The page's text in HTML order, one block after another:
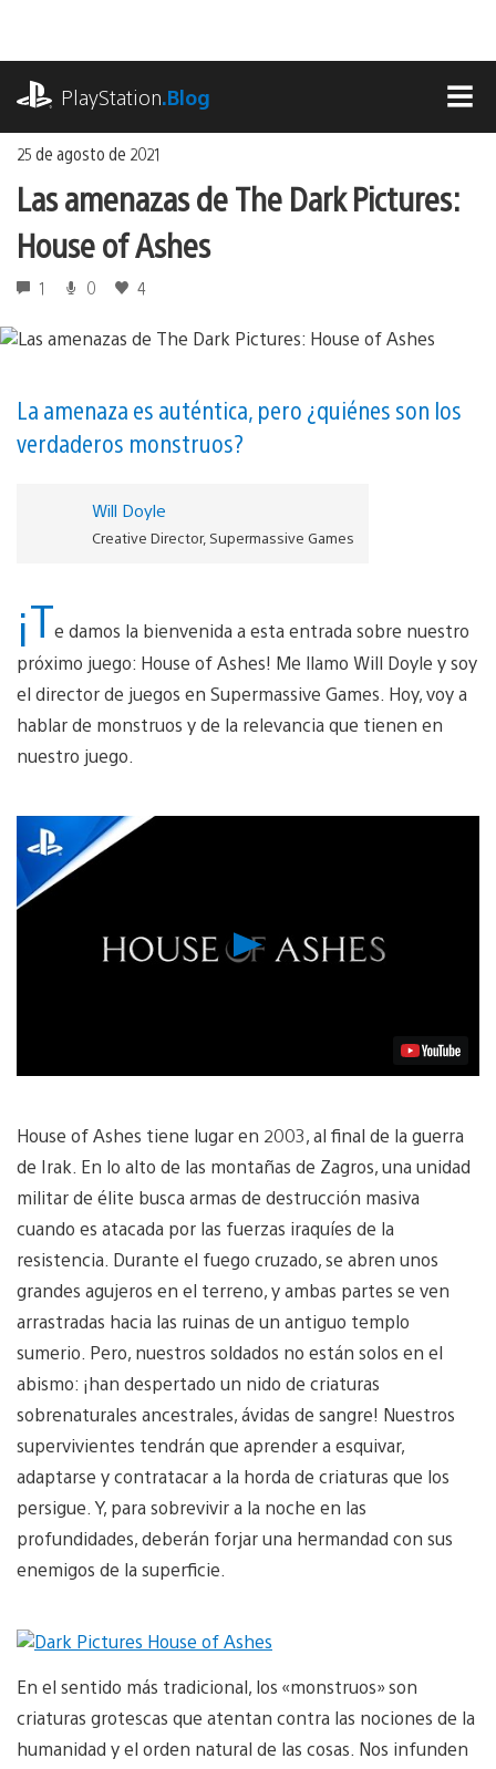
contenido
PlayStation.Blog
25 de agosto de 2021
Las amenazas de The Dark Pictures:
House of Ashes
1 0 4
La amenaza es auténtica, pero ¿quiénes son los
verdaderos monstruos?
Will Doyle
Creative Director, Supermassive Games
¡Te damos la bienvenida a esta entrada sobre nuestro
próximo juego: House of Ashes! Me llamo Will Doyle y soy
el director de juegos en Supermassive Games. Hoy, voy a
hablar de monstruos y de la relevancia que tienen en
nuestro juego.
Reproducir
vídeo
House of Ashes tiene lugar en 2003, al final de la guerra
de Irak. En lo alto de las montañas de Zagros, una unidad
militar de élite busca armas de destrucción masiva
cuando es atacada por las fuerzas iraquíes de la
resistencia. Durante el fuego cruzado, se abren unos
grandes agujeros en el terreno, y ambas partes se ven
arrastradas hacia las ruinas de un antiguo templo
sumerio. Pero, nuestros soldados no están solos en el
abismo: ¡han despertado un nido de criaturas
sobrenaturales ancestrales, ávidas de sangre! Nuestros
supervivientes tendrán que aprender a esquivar,
adaptarse y contratacar a la horda de criaturas que los
persigue. Y, para sobrevivir a la noche en las
profundidades, deberán forjar una hermandad con sus
enemigos de la superficie.
En el sentido más tradicional, los «monstruos» son
criaturas grotescas que atentan contra las nociones de la
humanidad y el orden natural de las cosas. Nos infunden